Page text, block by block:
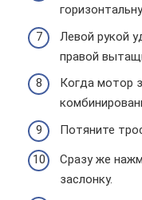
Левой рукой
правой
Когда мотор
Потяните
Сразу же
заслонку.